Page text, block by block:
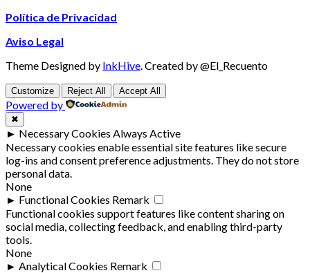
Política de Privacidad
Aviso Legal
Theme Designed by InkHive.Created by @El_Recuento
Customize Reject All Accept All
Powered by
✖
► Necessary Cookies Always Active
Necessary cookies enable essential site features like secure
log-ins and consent preference adjustments. They do not store
personal data.
None
► Functional Cookies Remark
Functional cookies support features like content sharing on
social media, collecting feedback, and enabling third-party
tools.
None
► Analytical Cookies Remark